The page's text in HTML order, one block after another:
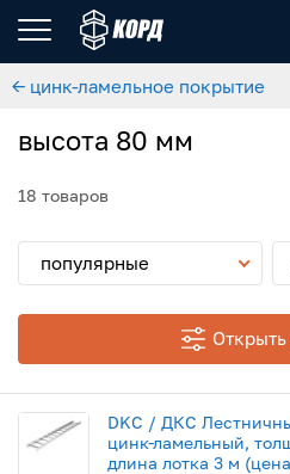
← цинк-ламельное покрытие
высота 80 мм
18 товаров
популярные
DKC / ДКС
цинк-ламельный,
длина лотка 3 м